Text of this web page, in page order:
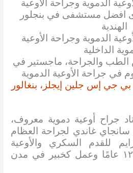
الدموية وجراحة الأوعية
افضل مستشفى في بنجلور
الهندية
الدموية وجراحة الأوعية
الداخلية
الطب والجراحة، ماجستير في
في جراحة الأوعية الدموية
جي إس جلين إيجلز، بنغالور
جراح أوعية دموية معروف،
غاندي لجراحة العظام
للقدم السكري والأوعية
الدموية. يتمتع بخبرة ١٢ عامًا وعمل كخبير في مدن